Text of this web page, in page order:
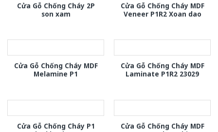
Cửa Gỗ Chống Cháy 2P
son xam
Cửa Gỗ Chống Cháy MDF
Veneer P1R2 Xoan dao
Cửa Gỗ Chống Cháy MDF
Melamine P1
Cửa Gỗ Chống Cháy MDF
Laminate P1R2 23029
Cửa Gỗ Chống Cháy P1
Cửa Gỗ Chống Cháy MDF